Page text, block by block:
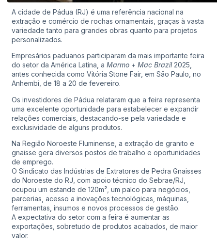
A cidade de Pádua (RJ) é uma referência nacional na
extração e comércio de rochas ornamentais, graças à vasta
variedade tanto para grandes obras quanto para projetos
personalizados.
Empresários paduanos participaram da mais importante feira
do setor da América Latina, a Marmo + Mac Brazil2025,
antes conhecida como Vitória Stone Fair, em São Paulo, no
Anhembi, de 18 a 20 de fevereiro.
Os investidores de Pádua relataram que a feira representa
uma excelente oportunidade para estabelecer e expandir
relações comerciais, destacando-se pela variedade e
exclusividade de alguns produtos.
Na Região Noroeste Fluminense, a extração de granito e
gnaisse gera diversos postos de trabalho e oportunidades
de emprego.
O Sindicato das Indústrias de Extratores de Pedra Gnaisses
do Noroeste do RJ, com apoio técnico do Sebrae/RJ,
ocupou um estande de 120m², um palco para negócios,
parcerias, acesso a inovações tecnológicas, máquinas,
ferramentas, insumos e novos processos de gestão.
A expectativa do setor com a feira é aumentar as
exportações, sobretudo de produtos acabados, de maior
valor.